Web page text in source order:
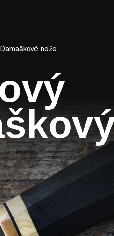
Damaškové nože